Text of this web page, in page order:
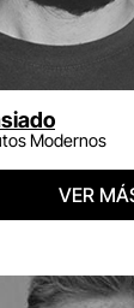
Modernos
VER